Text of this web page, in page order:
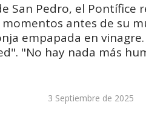
San Pedro, el Pontífice
antes de su
empapada en
"No hay nada más
3 Septiembre de 2025